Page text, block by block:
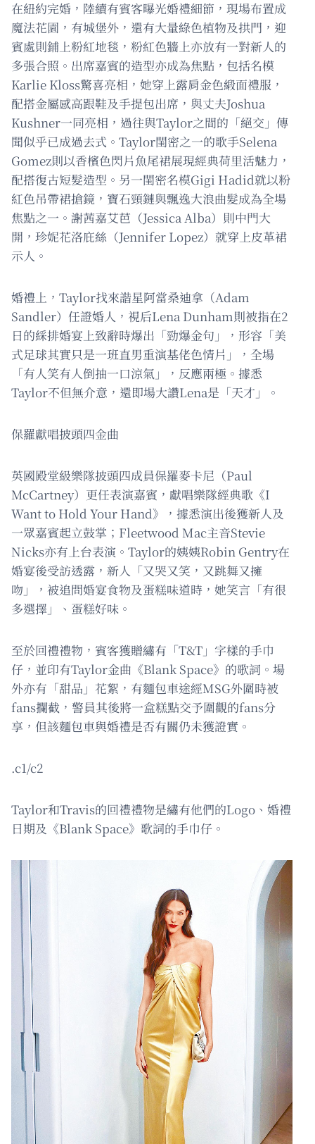
在紐約完婚，陸續有賓客曝光婚禮細節，現場布置成
魔法花園，有城堡外，還有大量綠色植物及拱門，迎
賓處則鋪上粉紅地毯，粉紅色牆上亦放有一對新人的
多張合照。出席嘉賓的造型亦成為焦點，包括名模
Karlie Kloss驚喜亮相，她穿上露肩金色緞面禮服，
配搭金屬感高跟鞋及手提包出席，與丈夫Joshua
Kushner一同亮相，過往與Taylor之間的「絕交」傳
聞似乎已成過去式。Taylor閨密之一的歌手Selena
Gomez則以香檳色閃片魚尾裙展現經典荷里活魅力，
配搭復古短髮造型。另一閨密名模Gigi Hadid就以粉
紅色吊帶裙搶鏡，寶石頸鏈與飄逸大浪曲髮成為全場
焦點之一。謝茜嘉艾芭（Jessica Alba）則中門大
開，珍妮花洛庇絲（Jennifer Lopez）就穿上皮革裙
示人。
婚禮上，Taylor找來諧星阿當桑迪拿（Adam
Sandler）任證婚人，視后Lena Dunham則被指在2
日的綵排婚宴上致辭時爆出「勁爆金句」，形容「美
式足球其實只是一班直男重演基佬色情片」，全場
「有人笑有人倒抽一口涼氣」，反應兩極。據悉
Taylor不但無介意，還即場大讚Lena是「天才」。
保羅獻唱披頭四金曲
英國殿堂級樂隊披頭四成員保羅麥卡尼（Paul
McCartney）更任表演嘉賓，獻唱樂隊經典歌《I
Want to Hold Your Hand》，據悉演出後獲新人及
一眾嘉賓起立鼓掌；Fleetwood Mac主音Stevie
Nicks亦有上台表演。Taylor的姨姨Robin Gentry在
婚宴後受訪透露，新人「又哭又笑，又跳舞又擁
吻」，被追問婚宴食物及蛋糕味道時，她笑言「有很
多選擇」、蛋糕好味。
至於回禮禮物，賓客獲贈繡有「T&T」字樣的手巾
仔，並印有Taylor金曲《Blank Space》的歌詞。場
外亦有「甜品」花絮，有麵包車途經MSG外圍時被
fans攔截，警員其後將一盒糕點交予圍觀的fans分
享，但該麵包車與婚禮是否有關仍未獲證實。
.c1/c2
Taylor和Travis的回禮禮物是繡有他們的Logo、婚禮
日期及《Blank Space》歌詞的手巾仔。